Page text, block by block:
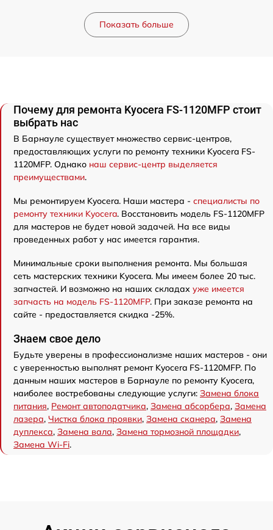
Показать больше
Почему для ремонта Kyocera FS-1120MFP стоит
выбрать нас
В Барнауле существует множество сервис-центров,
предоставляющих услуги по ремонту техники Kyocera FS-
1120MFP. Однако наш сервис-центр выделяется
преимуществами.
Мы ремонтируем Kyocera. Наши мастера - специалисты по
ремонту техники Kyocera. Восстановить модель FS-1120MFP
для мастеров не будет новой задачей. На все виды
проведенных работ у нас имеется гарантия.
Минимальные сроки выполнения ремонта. Мы большая
сеть мастерских техники Kyocera. Мы имеем более 20 тыс.
запчастей. И возможно на наших складах уже имеется
запчасть на модель FS-1120MFP. При заказе ремонта на
сайте - предоставляется скидка -25%.
Знаем свое дело
Будьте уверены в профессионализме наших мастеров - они
с уверенностью выполнят ремонт Kyocera FS-1120MFP. По
данным наших мастеров в Барнауле по ремонту Kyocera,
наиболее востребованы следующие услуги: Замена блока
питания, Ремонт автоподатчика, Замена абсорбера, Замена
лазера, Чистка блока проявки, Замена сканера, Замена
дуплекса, Замена вала, Замена тормозной площадки,
Замена Wi-Fi.